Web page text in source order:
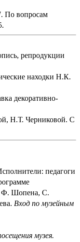
По вопросам
репродукции
находки Н.К.
декоративно-
Н.Т. Черниковой. С
педагоги
Ф. Шопена, С.
Вход по музейным
музея.